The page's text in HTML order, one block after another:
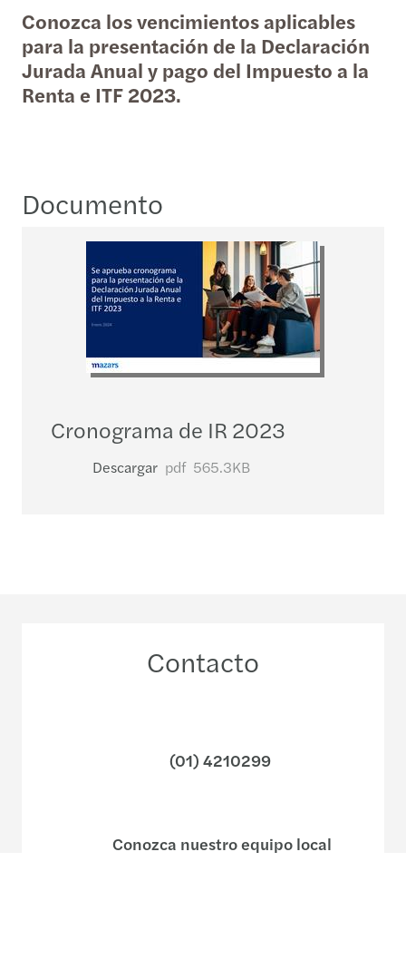
Conozca los vencimientos aplicables
para la presentación de la Declaración
Jurada Anual y pago del Impuesto a la
Renta e ITF 2023.
Documento
Cronograma de IR 2023
Descargar pdf 565.3KB
Contacto
(01) 4210299
Conozca nuestro equipo local